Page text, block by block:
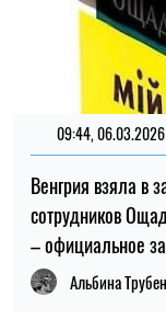
09:44, 06.03.2026
Венгрия взяла в
сотрудников
– официальное
Альбина